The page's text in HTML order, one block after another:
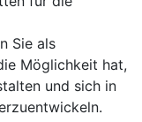
Sie als
Möglichkeit hat,
und sich in